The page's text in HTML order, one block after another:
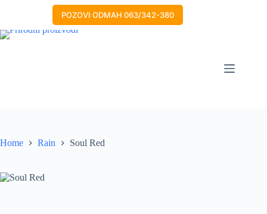
POZOVI ODMAH 063/342-380
Home Rain Soul Red